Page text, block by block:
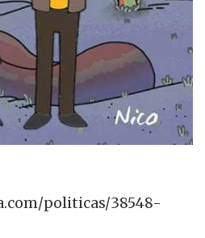
politicas/38548-